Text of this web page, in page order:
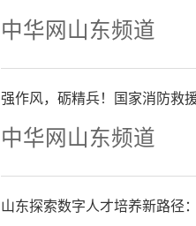
中华网山东频道
强作风，砺精兵！国家消防
中华网山东频道
山东探索数字人才培养新路